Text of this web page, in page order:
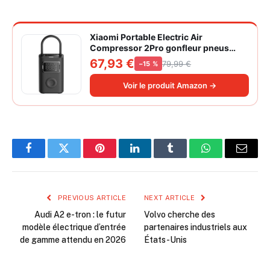
Xiaomi Portable Electric Air
Compressor 2Pro gonfleur pneus
voiture | ±1PSI Contrôle pression
pneus, 45s gonflage rapide, batterie
longue durée, avec éclairage, grand
cylindre à air 27 mm
67,93 € −15 % 79,99 €
Voir le produit Amazon →
FacebookTwitter PinterestLinkedInTumblr WhatsAppEmail
PREVIOUS ARTICLE
Audi A2 e-tron : le futur
modèle électrique d’entrée
de gamme attendu en 2026
NEXT ARTICLE
Volvo cherche des
partenaires industriels aux
États-Unis